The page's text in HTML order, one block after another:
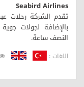
Seabird Airlines
تقدم الشركة رحلات
بالإضافة لجولات
النصف ساعة.
اللغات :